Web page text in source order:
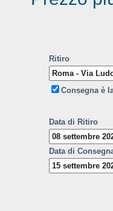
Ritiro
Consegna è
Data di Ritiro
Data di